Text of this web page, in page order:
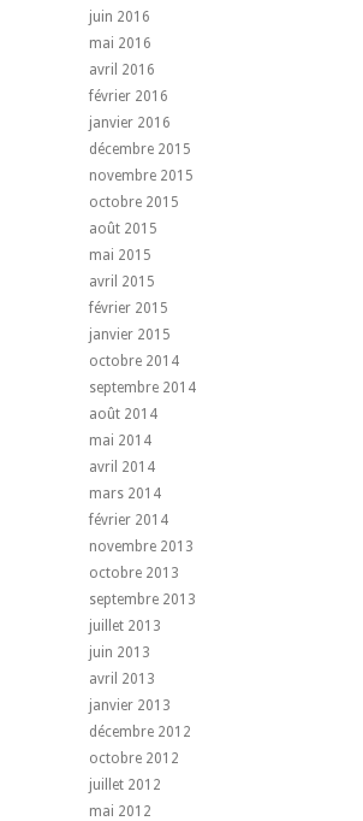
juin 2016
mai 2016
avril 2016
février 2016
janvier 2016
décembre 2015
novembre 2015
octobre 2015
août 2015
mai 2015
avril 2015
février 2015
janvier 2015
octobre 2014
septembre 2014
août 2014
mai 2014
avril 2014
mars 2014
février 2014
novembre 2013
octobre 2013
septembre 2013
juillet 2013
juin 2013
avril 2013
janvier 2013
décembre 2012
octobre 2012
juillet 2012
mai 2012